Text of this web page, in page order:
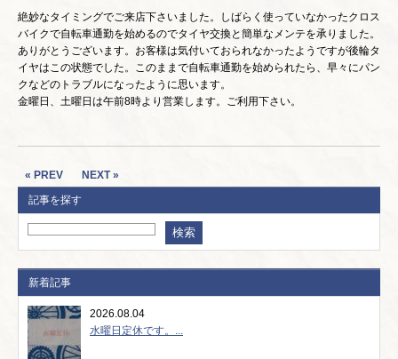
絶妙なタイミングでご来店下さいました。しばらく使っていなかったクロス
バイクで自転車通勤を始めるのでタイヤ交換と簡単なメンテを承りました。
ありがとうございます。お客様は気付いておられなかったようですが後輪タ
イヤはこの状態でした。このままで自転車通勤を始められたら、早々にパン
クなどのトラブルになったように思います。
金曜日、土曜日は午前8時より営業します。ご利用下さい。
« PREV
NEXT »
記事を探す
新着記事
2026.08.04
水曜日定休です。...